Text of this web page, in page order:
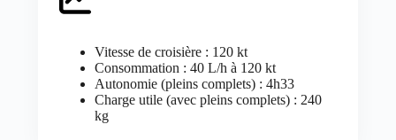
Vitesse de croisière : 120 kt
Consommation : 40 L/h à 120 kt
Autonomie (pleins complets) : 4h33
Charge utile (avec pleins complets) : 240
kg